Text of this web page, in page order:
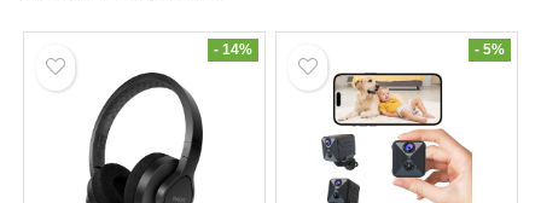
- 14% - 5%